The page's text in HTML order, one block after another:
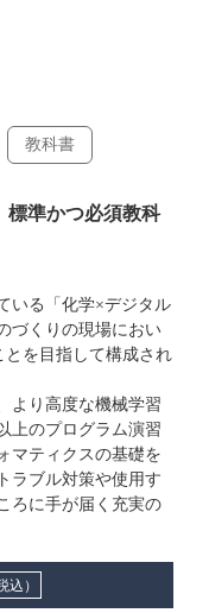
教科書
標準かつ必須教科
いる「化学×デジタル
づくりの現場におい
とを目指して構成され
より高度な機械学習
上のプログラム演習
マティクスの基礎を
ラブル対策や使用す
ろに手が届く充実の
込）